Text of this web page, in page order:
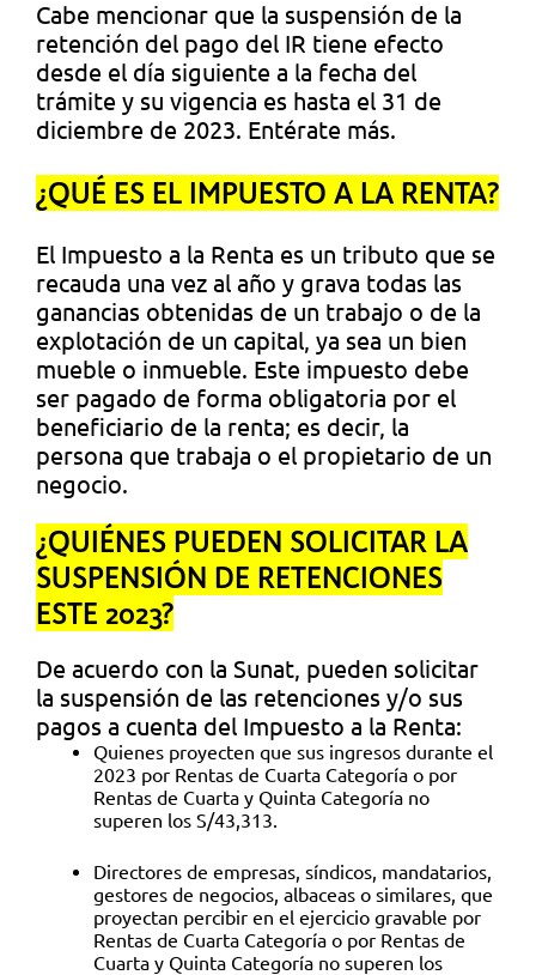
Cabe mencionar que la suspensión de la
retención del pago del IR tiene efecto
desde el día siguiente a la fecha del
trámite y su vigencia es hasta el 31 de
diciembre de 2023. Entérate más.
¿QUÉ ES EL IMPUESTO A LA RENTA?
El Impuesto a la Renta es un tributo que se
recauda una vez al año y grava todas las
ganancias obtenidas de un trabajo o de la
explotación de un capital, ya sea un bien
mueble o inmueble. Este impuesto debe
ser pagado de forma obligatoria por el
beneficiario de la renta; es decir, la
persona que trabaja o el propietario de un
negocio.
¿QUIÉNES PUEDEN SOLICITAR LA
SUSPENSIÓN DE RETENCIONES
ESTE 2023?
De acuerdo con la Sunat, pueden solicitar
la suspensión de las retenciones y/o sus
pagos a cuenta del Impuesto a la Renta:
Quienes proyecten que sus ingresos durante el
2023 por Rentas de Cuarta Categoría o por
Rentas de Cuarta y Quinta Categoría no
superen los S/43,313.
Directores de empresas, síndicos, mandatarios,
gestores de negocios, albaceas o similares, que
proyectan percibir en el ejercicio gravable por
Rentas de Cuarta Categoría o por Rentas de
Cuarta y Quinta Categoría no superen los